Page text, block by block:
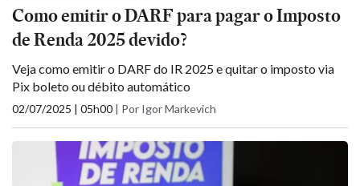
Como emitir o DARF para pagar o Imposto
de Renda 2025 devido?
Veja como emitir o DARF do IR 2025 e quitar o imposto via
Pix boleto ou débito automático
02/07/2025 | 05h00 | Por Igor Markevich